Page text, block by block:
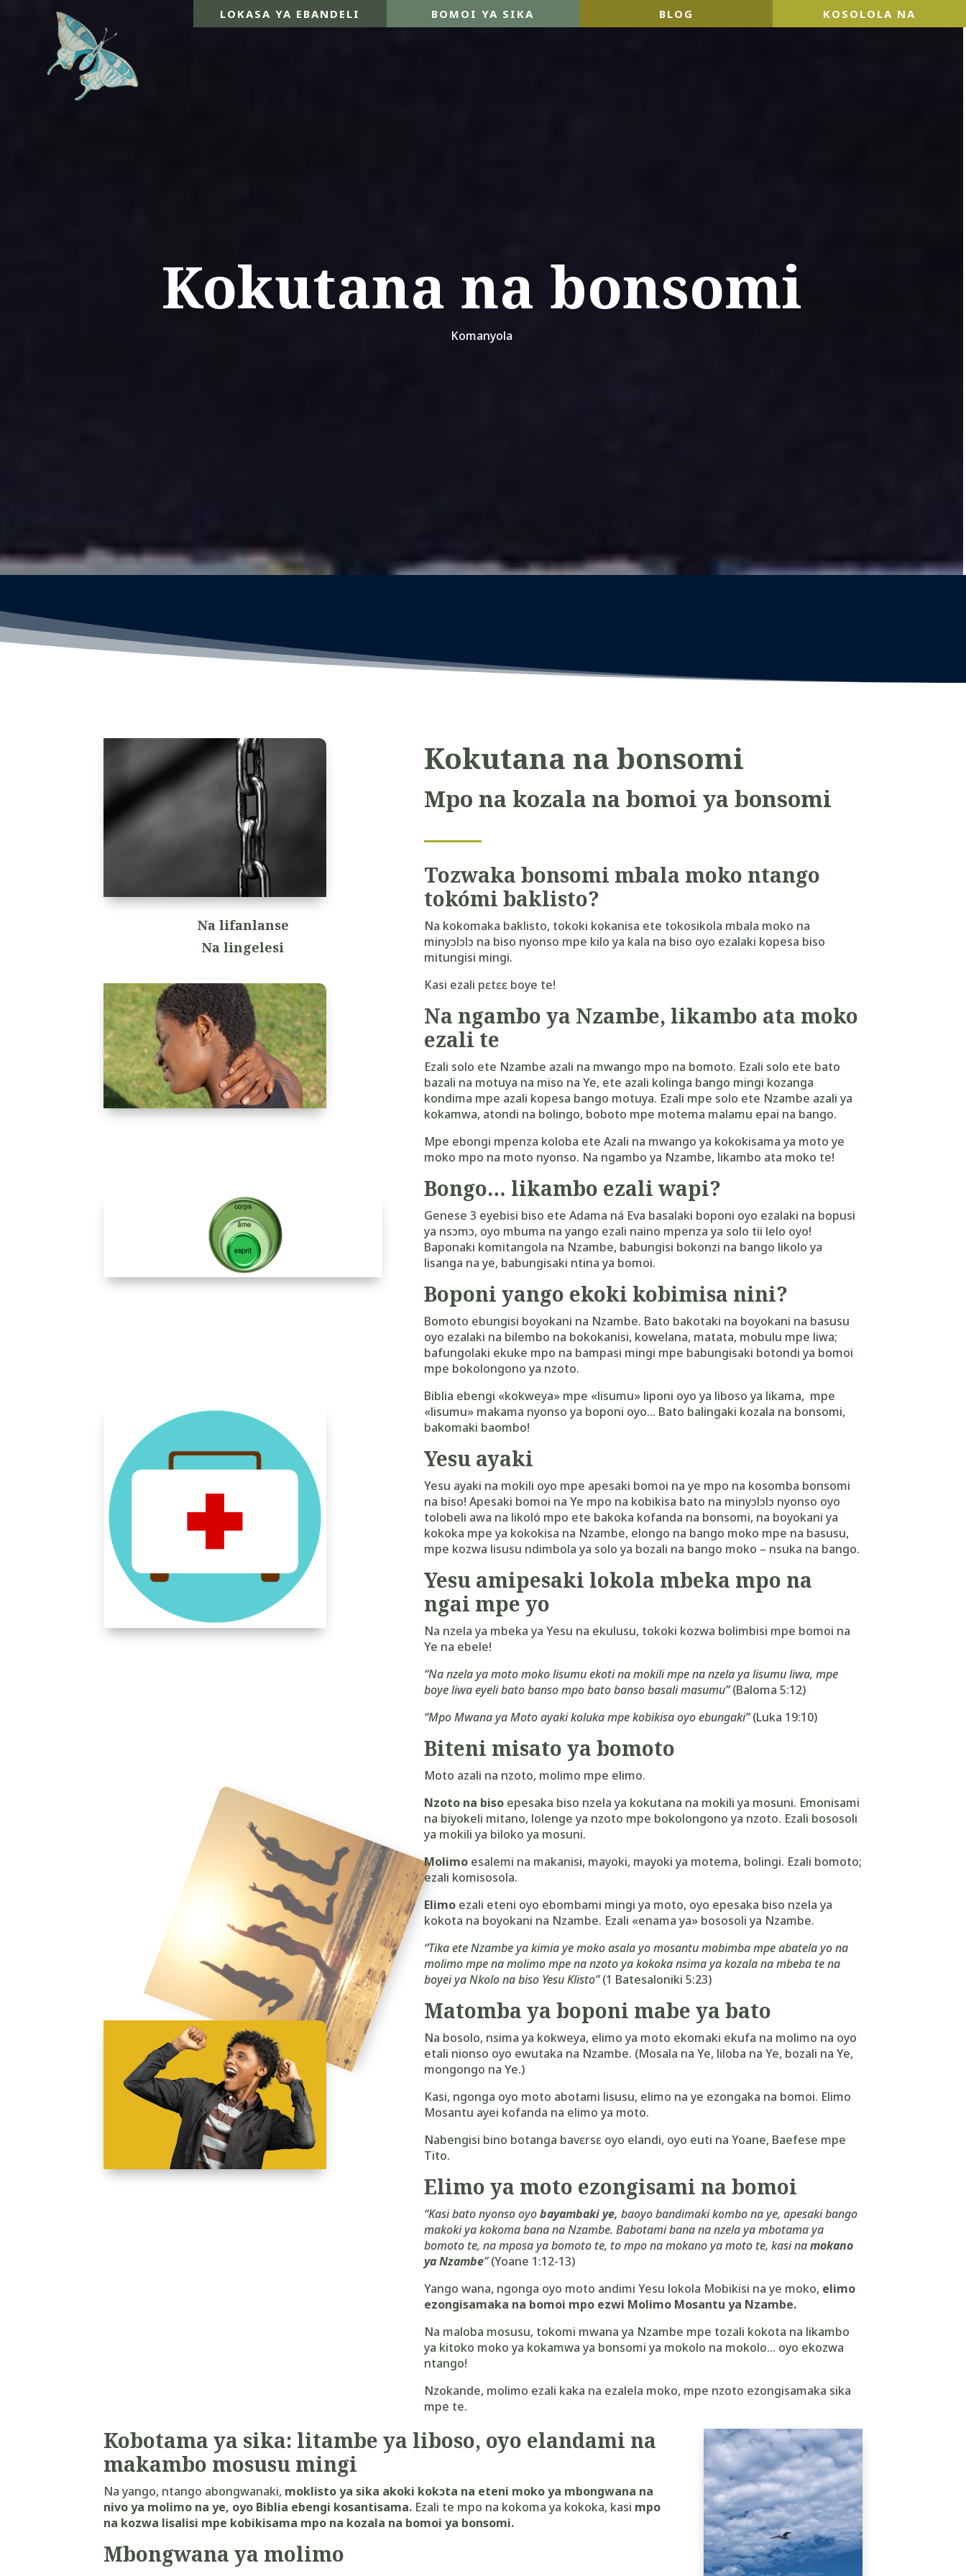
LOKASA YA EBANDELI BOMOI YA SIKA BLOG KOSOLOLA NA
Kokutana na bonsomi
Komanyola
Na lifanlanse
Na lingelesi
Kokutana na bonsomi
Mpo na kozala na bomoi ya bonsomi
Tozwaka bonsomi mbala moko ntango
tokómi baklisto?
Na kokomaka baklisto, tokoki kokanisa ete tokosikola mbala moko na
minyɔlɔlɔ na biso nyonso mpe kilo ya kala na biso oyo ezalaki kopesa biso
mitungisi mingi.
Kasi ezali pɛtɛɛ boye te!
Na ngambo ya Nzambe, likambo ata moko
ezali te
Ezali solo ete Nzambe azali na mwango mpo na bomoto. Ezali solo ete bato
bazali na motuya na miso na Ye, ete azali kolinga bango mingi kozanga
kondima mpe azali kopesa bango motuya. Ezali mpe solo ete Nzambe azali ya
kokamwa, atondi na bolingo, boboto mpe motema malamu epai na bango.
Mpe ebongi mpenza koloba ete Azali na mwango ya kokokisama ya moto ye
moko mpo na moto nyonso. Na ngambo ya Nzambe, likambo ata moko te!
Bongo… likambo ezali wapi?
Genese 3 eyebisi biso ete Adama ná Eva basalaki boponi oyo ezalaki na bopusi
ya nsɔmɔ, oyo mbuma na yango ezali naino mpenza ya solo tii lelo oyo!
Baponaki komitangola na Nzambe, babungisi bokonzi na bango likolo ya
lisanga na ye, babungisaki ntina ya bomoi.
Boponi yango ekoki kobimisa nini?
Bomoto ebungisi boyokani na Nzambe. Bato bakotaki na boyokani na basusu
oyo ezalaki na bilembo na bokokanisi, kowelana, matata, mobulu mpe liwa;
bafungolaki ekuke mpo na bampasi mingi mpe babungisaki botondi ya bomoi
mpe bokolongono ya nzoto.
Biblia ebengi «kokweya» mpe «lisumu» liponi oyo ya liboso ya likama, mpe
«lisumu» makama nyonso ya boponi oyo… Bato balingaki kozala na bonsomi,
bakomaki baombo!
Yesu ayaki
Yesu ayaki na mokili oyo mpe apesaki bomoi na ye mpo na kosomba bonsomi
na biso! Apesaki bomoi na Ye mpo na kobikisa bato na minyɔlɔlɔ nyonso oyo
tolobeli awa na likoló mpo ete bakoka kofanda na bonsomi, na boyokani ya
kokoka mpe ya kokokisa na Nzambe, elongo na bango moko mpe na basusu,
mpe kozwa lisusu ndimbola ya solo ya bozali na bango moko – nsuka na bango.
Yesu amipesaki lokola mbeka mpo na
ngai mpe yo
Na nzela ya mbeka ya Yesu na ekulusu, tokoki kozwa bolimbisi mpe bomoi na
Ye na ebele!
“Na nzela ya moto moko lisumu ekoti na mokili mpe na nzela ya lisumu liwa, mpe
boye liwa eyeli bato banso mpo bato banso basali masumu”(Baloma 5:12)
“Mpo Mwana ya Moto ayaki koluka mpe kobikisa oyo ebungaki”(Luka 19:10)
Biteni misato ya bomoto
Moto azali na nzoto, molimo mpe elimo.
Nzoto na bisoepesaka biso nzela ya kokutana na mokili ya mosuni. Emonisami
na biyokeli mitano, lolenge ya nzoto mpe bokolongono ya nzoto. Ezali bososoli
ya mokili ya biloko ya mosuni.
Molimo esalemi na makanisi, mayoki, mayoki ya motema, bolingi. Ezali bomoto;
ezali komisosola.
Elimoezali eteni oyo ebombami mingi ya moto, oyo epesaka biso nzela ya
kokota na boyokani na Nzambe. Ezali «enama ya» bososoli ya Nzambe.
“Tika ete Nzambe ya kimia ye moko asala yo mosantu mobimba mpe abatela yo na
molimo mpe na molimo mpe na nzoto ya kokoka nsima ya kozala na mbeba te na
boyei ya Nkolo na biso Yesu Klisto” (1 Batesaloniki 5:23)
Matomba ya boponi mabe ya bato
Na bosolo, nsima ya kokweya, elimo ya moto ekomaki ekufa na molimo na oyo
etali nionso oyo ewutaka na Nzambe. (Mosala na Ye, liloba na Ye, bozali na Ye,
mongongo na Ye.)
Kasi, ngonga oyo moto abotami lisusu, elimo na ye ezongaka na bomoi. Elimo
Mosantu ayei kofanda na elimo ya moto.
Nabengisi bino botanga bavɛrsɛ oyo elandi, oyo euti na Yoane, Baefese mpe
Tito.
Elimo ya moto ezongisami na bomoi
“Kasi bato nyonso oyobayambaki ye, baoyo bandimaki kombo na ye, apesaki bango
makoki ya kokoma bana na Nzambe. Babotami bana na nzela ya mbotama ya
bomoto te, na mposa ya bomoto te, to mpo na mokano ya moto te, kasi namokano
ya Nzambe”(Yoane 1:12-13)
Yango wana, ngonga oyo moto andimi Yesu lokola Mobikisi na ye moko, elimo
ezongisamaka na bomoi mpo ezwi Molimo Mosantu ya Nzambe.
Na maloba mosusu, tokomi mwana ya Nzambe mpe tozali kokota na likambo
ya kitoko moko ya kokamwa ya bonsomi ya mokolo na mokolo… oyo ekozwa
ntango!
Nzokande, molimo ezali kaka na ezalela moko, mpe nzoto ezongisamaka sika
mpe te.
Kobotama ya sika: litambe ya liboso, oyo elandami na
makambo mosusu mingi
Na yango, ntango abongwanaki, moklisto ya sika akoki kokɔta na eteni moko ya mbongwana na
nivo ya molimo na ye, oyo Biblia ebengi kosantisama. Ezali te mpo na kokoma ya kokoka, kasi mpo
na kozwa lisalisi mpe kobikisama mpo na kozala na bomoi ya bonsomi.
Mbongwana ya molimo